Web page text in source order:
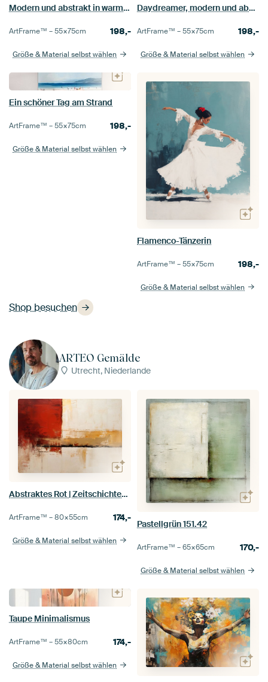
Shop besuchen
Modern und abstrakt in warmen Farben
ArtFrame™ –55×75cm 198,-
Größe & Material selbst wählen
Daydreamer, modern und abstrakt in Erdtönen
ArtFrame™ –55×75cm 198,-
Größe & Material selbst wählen
Ein schöner Tag am Strand
ArtFrame™ –55×75cm 198,-
Größe & Material selbst wählen
Flamenco-Tänzerin
ArtFrame™ –55×75cm 198,-
Größe & Material selbst wählen
ARTEO Gemälde
Utrecht, Niederlande
Abstraktes Rot | Zeitschichten in Farbe
ArtFrame™ –80×55cm 174,-
Größe & Material selbst wählen
Pastellgrün 151.42
ArtFrame™ –65×65cm 170,-
Größe & Material selbst wählen
Taupe Minimalismus
ArtFrame™ –55×80cm 174,-
Größe & Material selbst wählen